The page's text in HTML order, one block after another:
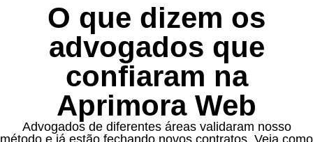
O que dizem os
advogados que
confiaram na
Aprimora Web
Advogados de diferentes áreas validaram nosso
método e já estão fechando novos contratos. Veja como